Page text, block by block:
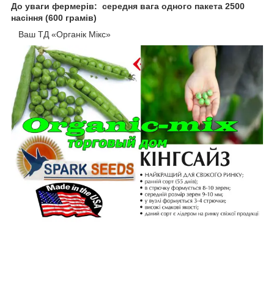
До уваги фермерів: середня вага одного пакета 2500
насіння (600 грамів)
Ваш ТД «Органік Мікс»